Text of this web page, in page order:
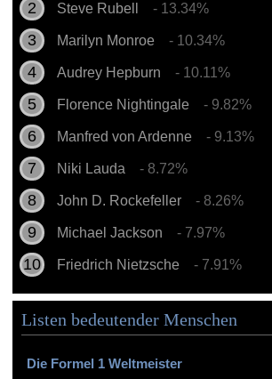
Steve Rubell - 13.34%
Marilyn Monroe - 10.34%
Audrey Hepburn - 10.11%
Florence Nightingale - 9.82%
Manfred von Ardenne - 9.13%
Niki Lauda - 8.72%
John D. Rockefeller - 8.26%
Michael Jackson - 7.97%
Friedrich Nietzsche - 7.91%
Listen bedeutender Menschen
Die Formel 1 Weltmeister